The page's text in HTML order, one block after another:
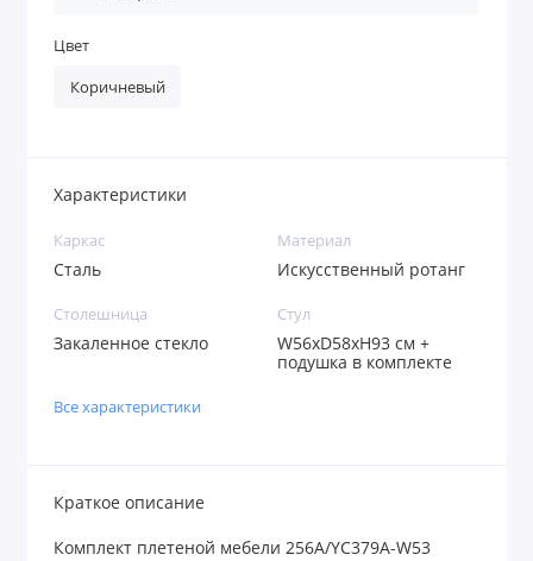
Цвет
Коричневый
Характеристики
Каркас
Сталь
Материал
Искусственный ротанг
Столешница
Закаленное стекло
Стул
W56xD58xH93 см +
подушка в комплекте
Все характеристики
Краткое описание
Комплект плетеной мебели 256A/YC379A-W53